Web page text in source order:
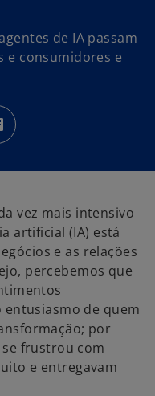
de IA passam
e consumidores e
b
r
v
g
u
i
a
vez mais intensivo
artificial (IA) está
e as relações
percebemos que
de quem
por
frustrou com
e entregavam